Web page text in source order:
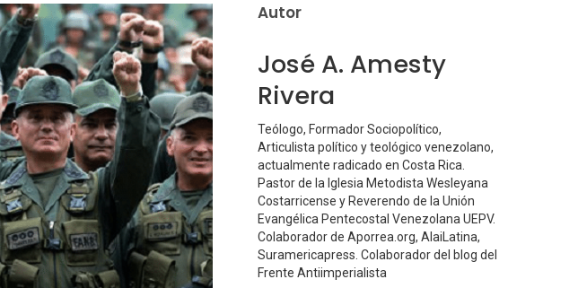
Autor
José A. Amesty
Rivera
Teólogo, Formador Sociopolítico,
Articulista político y teológico venezolano,
actualmente radicado en Costa Rica.
Pastor de la Iglesia Metodista Wesleyana
Costarricense y Reverendo de la Unión
Evangélica Pentecostal Venezolana UEPV.
Colaborador de Aporrea.org, AlaiLatina,
Suramericapress. Colaborador del blog del
Frente Antiimperialista